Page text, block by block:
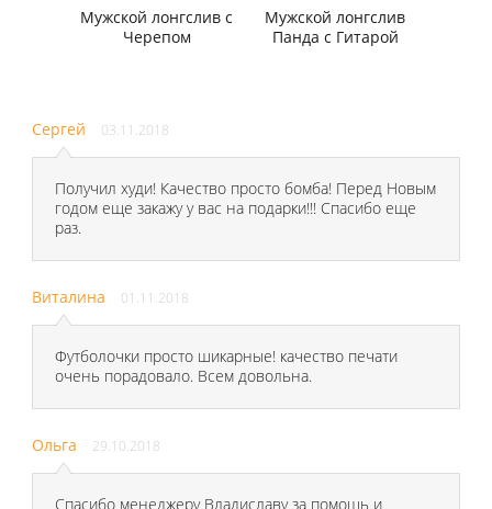
Мужской лонгслив с
Черепом
Мужской лонгслив
Панда с Гитарой
Сергей 03.11.2018
Получил худи! Качество просто бомба! Перед Новым
годом еще закажу у вас на подарки!!! Спасибо еще
раз.
Виталина 01.11.2018
Футболочки просто шикарные! качество печати
очень порадовало. Всем довольна.
Ольга 29.10.2018
Спасибо менеджеру Владиславу за помощь и